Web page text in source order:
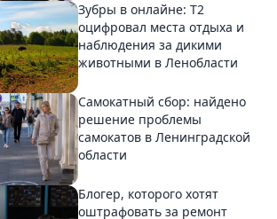
Зубры в онлайне: Т2
оцифровал места отдыха и
наблюдения за дикими
животными в Ленобласти
Самокатный сбор: найдено
решение проблемы
самокатов в Ленинградской
области
Блогер, которого хотят
оштрафовать за ремонт